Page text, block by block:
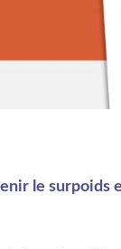
le surpoids